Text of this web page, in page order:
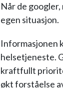
Når de
egen situasjon.
Informasjonen
helsetjeneste.
kraftfullt
økt forståelse